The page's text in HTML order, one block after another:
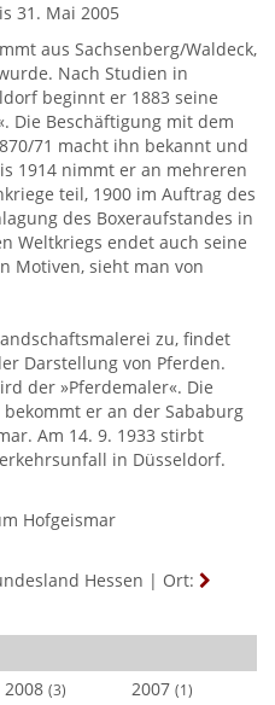
31. Mai 2005
aus Sachsenberg/Waldeck,
Nach Studien in
beginnt er 1883 seine
Die Beschäftigung mit dem
71 macht ihn bekannt und
1914 nimmt er an mehreren
teil, 1900 im Auftrag des
des Boxeraufstandes in
Weltkriegs endet auch seine
Motiven, sieht man von
zu, findet
Darstellung von Pferden.
der »Pferdemaler«. Die
er an der Sababurg
Am 14. 9. 1933 stirbt
in Düsseldorf.
Hofgeismar
Hessen | Ort:
2008 (3) 2007 (1)